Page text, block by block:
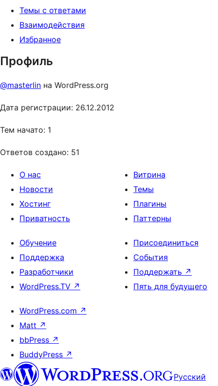
Темы с ответами
Взаимодействия
Избранное
Профиль
@masterlin на WordPress.org
Дата регистрации: 26.12.2012
Тем начато: 1
Ответов создано: 51
О нас
Новости
Хостинг
Приватность
Витрина
Темы
Плагины
Паттерны
Обучение
Поддержка
Разработчики
WordPress.TV ↗
Присоединиться
События
Поддержать ↗
Пять для будущего
WordPress.com ↗
Matt ↗
bbPress ↗
BuddyPress ↗
Русский